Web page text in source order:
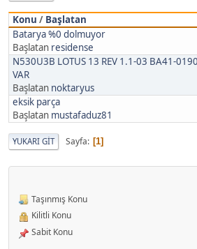
Konu / Başlatan
Batarya %0 dolmuyor
Başlatan residense
N530U3B LOTUS 13 REV 1.1-03 BA41-
VAR
Başlatan noktaryus
eksik parça
Başlatan mustafaduz81
YUKARI GIT Sayfa 1
Taşınmış Konu
Kilitli Konu
Sabit Konu